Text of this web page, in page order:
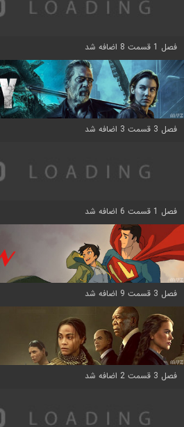
فصل 1 قسمت 8 اضافه شد
فصل 3 قسمت 3 اضافه شد
فصل 1 قسمت 6 اضافه شد
فصل 3 قسمت 9 اضافه شد
فصل 3 قسمت 2 اضافه شد